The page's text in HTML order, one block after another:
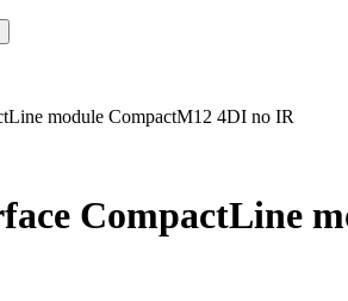
module CompactM12 4DI no IR
CompactLine